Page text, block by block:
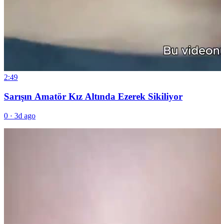
2:49
Sarışın Amatör Kız Altında Ezerek Sikiliyor
0 · 3d ago